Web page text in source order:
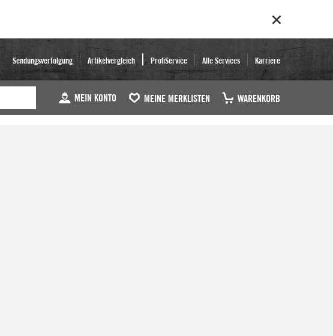
Sendungsverfolgung Artikelvergleich ProfiService Alle Services Karriere
MEIN KONTO MEINE MERKLISTEN WARENKORB